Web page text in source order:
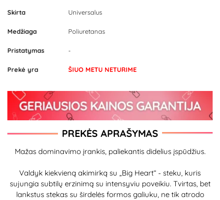
Skirta Universalus
Medžiaga Poliuretanas
Pristatymas -
Prekė yra ŠIUO METU NETURIME
PREKĖS APRAŠYMAS
Mažas dominavimo įrankis, paliekantis didelius įspūdžius.
Valdyk kiekvieną akimirką su „Big Heart“ - steku, kuris
sujungia subtilų erzinimą su intensyviu poveikiu. Tvirtas, bet
lankstus stekas su širdelės formos galiuku, ne tik atrodo